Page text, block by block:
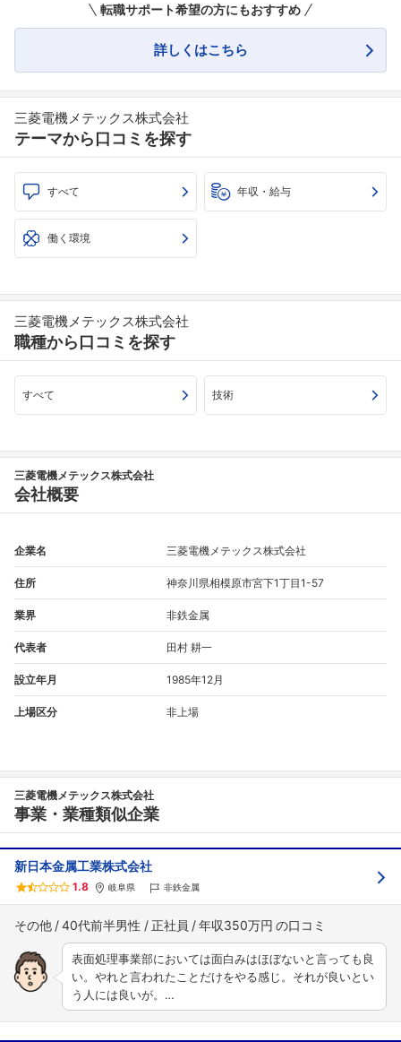
転職サポート希望の方にもおすすめ
詳しくはこちら
三菱電機メテックス株式会社
テーマから口コミを探す
すべて 年収・給与
働く環境
三菱電機メテックス株式会社
職種から口コミを探す
すべて 技術
三菱電機メテックス株式会社
会社概要
企業名 三菱電機メテックス株式会社
住所 神奈川県相模原市宮下1丁目1-57
業界 非鉄金属
代表者 田村 耕一
設立年月 1985年12月
上場区分 非上場
三菱電機メテックス株式会社
事業・業種類似企業
新日本金属工業株式会社
1.8 岐阜県 非鉄金属
その他 40代前半男性 正社員 年収350万円
表面処理事業部においては面白みはほぼないと言っても良
い。やれと言われたことだけをやる感じ。それが良いとい
う人には良いが。…